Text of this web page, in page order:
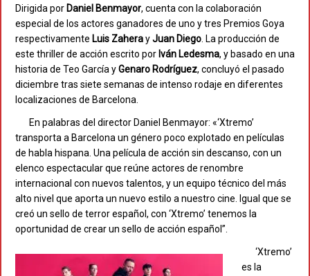
Dirigida por Daniel Benmayor, cuenta con la colaboración
especial de los actores ganadores de uno y tres Premios Goya
respectivamente Luis ZaherayJuan Diego. La producción de
este thriller de acción escrito por Iván Ledesma, y basado en una
historia de Teo García yGenaro Rodríguez, concluyó el pasado
diciembre tras siete semanas de intenso rodaje en diferentes
localizaciones de Barcelona.
En palabras del director Daniel Benmayor: «‘Xtremo’
transporta a Barcelona un género poco explotado en películas
de habla hispana. Una película de acción sin descanso, con un
elenco espectacular que reúne actores de renombre
internacional con nuevos talentos, y un equipo técnico del más
alto nivel que aporta un nuevo estilo a nuestro cine. Igual que se
creó un sello de terror español, con ‘Xtremo’ tenemos la
oportunidad de crear un sello de acción español”.
‘Xtremo’
es la